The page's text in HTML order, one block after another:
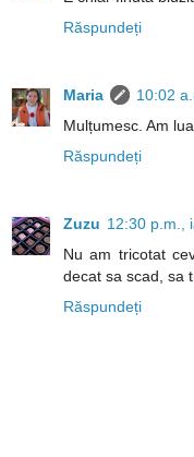
Răspundeți
Maria
10:02
Mulțumesc. Am
Răspundeți
Zuzu 12:30 p.m.,
Nu am tricotat
decat sa scad, sa
Răspundeți